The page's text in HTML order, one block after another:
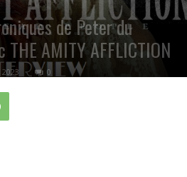
de Peter du
AMITY AFFLICTION
2023 0